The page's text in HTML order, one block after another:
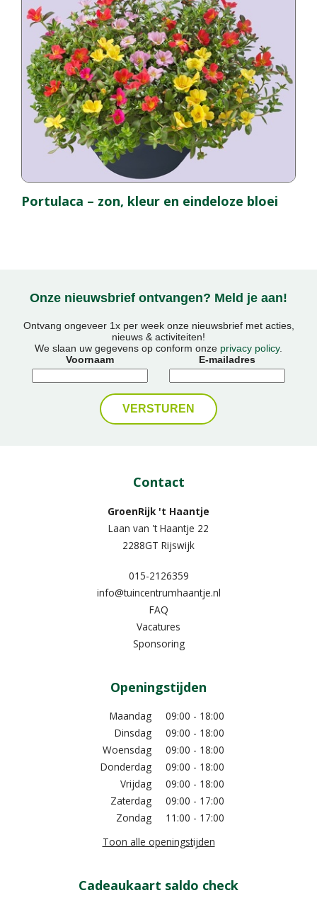
Portulaca – zon, kleur en eindeloze bloei
Onze nieuwsbrief ontvangen? Meld je aan!
Ontvang ongeveer 1x per week onze nieuwsbrief met acties,
nieuws & activiteiten!
We slaan uw gegevens op conform onze privacy policy.
Voornaam
E-mailadres
Contact
GroenRijk 't Haantje
Laan van 't Haantje 22
2288GT Rijswijk
015-2126359
info@tuincentrumhaantje.nl
FAQ
Vacatures
Sponsoring
Openingstijden
Maandag
09:00 - 18:00
Dinsdag
09:00 - 18:00
Woensdag
09:00 - 18:00
Donderdag
09:00 - 18:00
Vrijdag
09:00 - 18:00
Zaterdag
09:00 - 17:00
Zondag
11:00 - 17:00
Toon alle openingstijden
Cadeaukaart saldo check